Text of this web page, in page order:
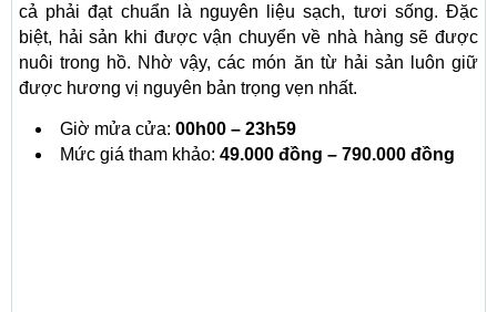
cả phải đạt chuẩn là nguyên liệu sạch, tươi sống. Đặc
biệt, hải sản khi được vận chuyển về nhà hàng sẽ được
nuôi trong hồ. Nhờ vậy, các món ăn từ hải sản luôn giữ
được hương vị nguyên bản trọng vẹn nhất.
Giờ mửa cửa: 00h00 – 23h59
Mức giá tham khảo: 49.000 đồng – 790.000 đồng